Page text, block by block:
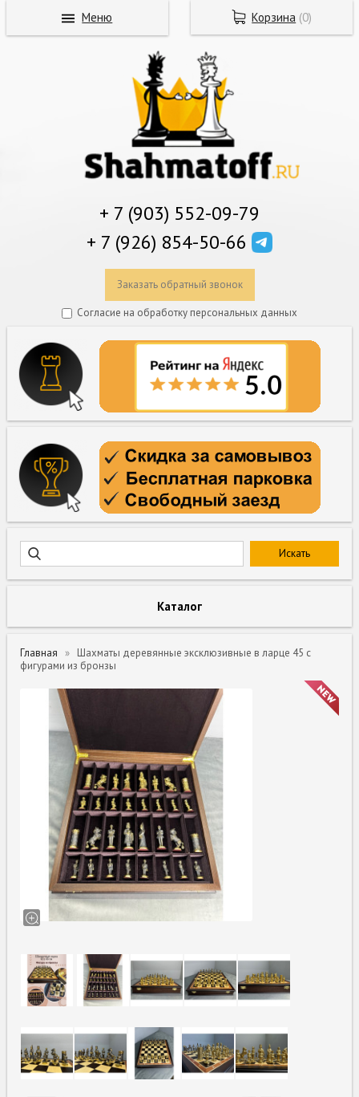
+ 7 (903) 552-09-79
+ 7 (926) 854-50-66
Заказать обратный звонок
Согласие на обработку персональных данных
Каталог
Главная
Шахматы деревянные эксклюзивные в ларце 45 с
фигурами из бронзы
Корзина (0)
Меню